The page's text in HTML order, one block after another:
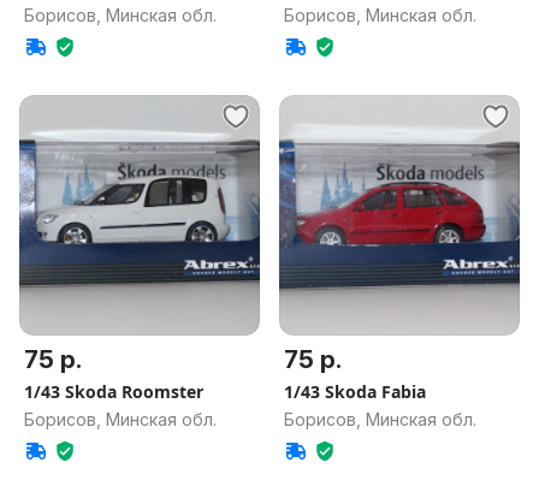
Борисов, Минская обл. Борисов, Минская обл.
75 р.
1/43 Skoda Roomster
Борисов, Минская обл.
75 р.
1/43 Skoda Fabia
Борисов, Минская обл.